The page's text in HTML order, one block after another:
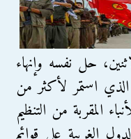
حل نفسه وإنهاء
الذي استمر لأكثر من
المقربة من التنظيم